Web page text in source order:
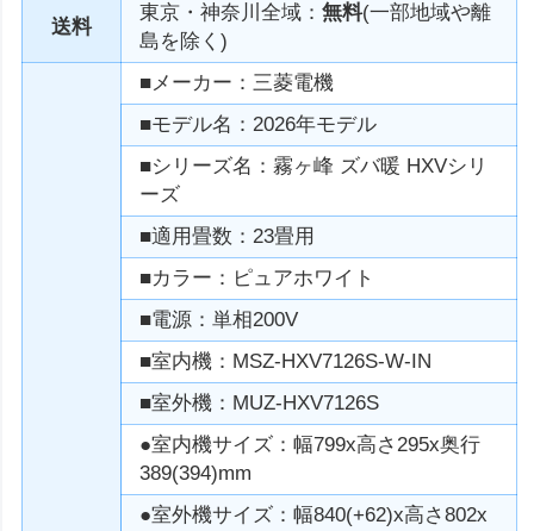
送料
東京・神奈川全域：無料(一部地域や離
島を除く)
■メーカー：三菱電機
■モデル名：2026年モデル
■シリーズ名：霧ヶ峰 ズバ暖 HXVシリ
ーズ
■適用畳数：23畳用
■カラー：ピュアホワイト
■電源：単相200V
■室内機：MSZ-HXV7126S-W-IN
■室外機：MUZ-HXV7126S
●室内機サイズ：幅799x高さ295x奥行
389(394)mm
●室外機サイズ：幅840(+62)x高さ802x